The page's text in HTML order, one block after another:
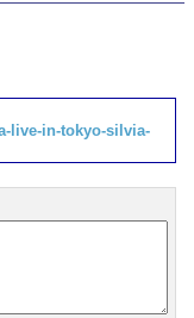
live-in-tokyo-silvia-